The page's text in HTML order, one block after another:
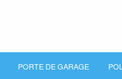
PORTE DE GARAGE